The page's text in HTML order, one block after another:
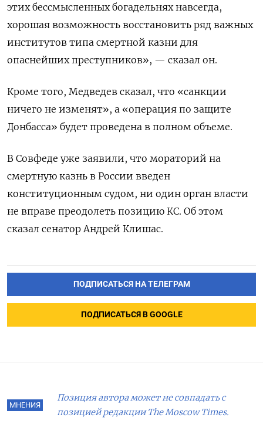
этих бессмысленных богадельнях навсегда,
хорошая возможность восстановить ряд важных
институтов типа смертной казни для
опаснейших преступников», — сказал он.
Кроме того, Медведев сказал, что «санкции
ничего не изменят», а «операция по защите
Донбасса» будет проведена в полном объеме.
В Совфеде уже заявили, что мораторий на
смертную казнь в России введен
конституционным судом, ни один орган власти
не вправе преодолеть позицию КС. Об этом
сказал сенатор Андрей Клишас.
ПОДПИСАТЬСЯ НА ТЕЛЕГРАМ
ПОДПИСАТЬСЯ В GOOGLE
МНЕНИЯ
Позиция автора может не совпадать с
позицией редакции The Moscow Times.